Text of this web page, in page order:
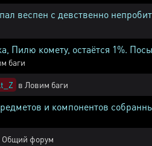
веспен с девственно
Пилю комету, остаётся 1%.
баги
в Ловим баги
и компонентов
Общий форум